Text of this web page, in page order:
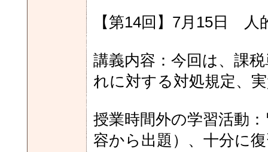
【第14回】7月15日 人
講義内容：今回は、課
れに対する対処規定、
授業時間外の学習活動
容から出題）、十分に